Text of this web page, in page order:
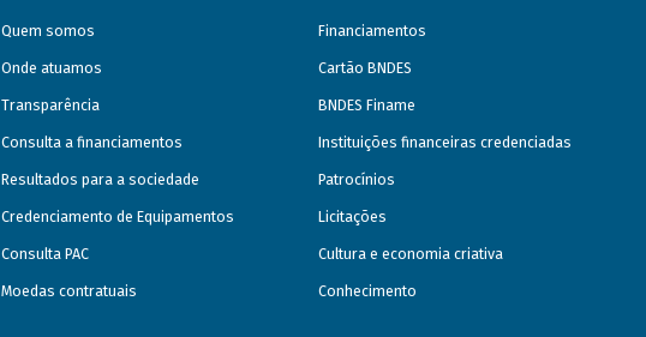
Quem somos
Onde atuamos
Transparência
Consulta a financiamentos
Resultados para a sociedade
Credenciamento de Equipamentos
Consulta PAC
Moedas contratuais
Financiamentos
Cartão BNDES
BNDES Finame
Instituições financeiras credenciadas
Patrocínios
Licitações
Cultura e economia criativa
Conhecimento